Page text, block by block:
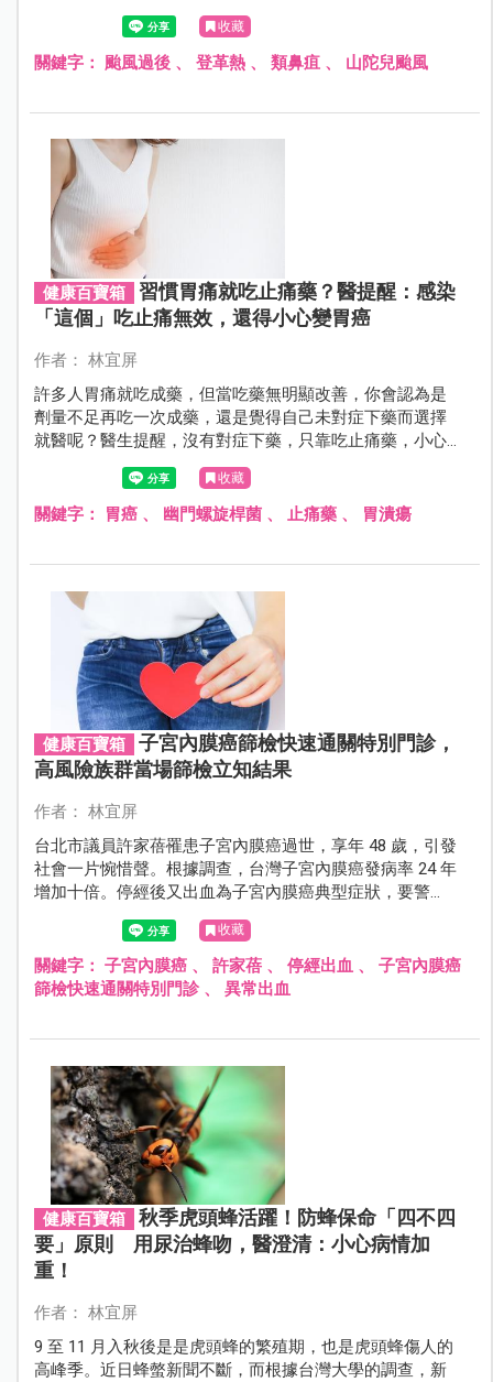
端螺旋體病、類鼻疽及破傷風等感染。並且要嚴加注意登
革熱的傳染。
收藏
關鍵字： 颱風過後、 登革熱、 類鼻疽、 山陀兒颱風
健康百寶箱
習慣胃痛就吃止痛藥？醫提醒：感染
「這個」吃止痛無效，還得小心變胃癌
作者： 林宜屏
許多人胃痛就吃成藥，但當吃藥無明顯改善，你會認為是
劑量不足再吃一次成藥，還是覺得自己未對症下藥而選擇
就醫呢？醫生提醒，沒有對症下藥，只靠吃止痛藥，小心
演變成胃癌！
收藏
關鍵字： 胃癌、 幽門螺旋桿菌、 止痛藥、 胃潰瘍
健康百寶箱
子宮內膜癌篩檢快速通關特別門診，
高風險族群當場篩檢立知結果
作者： 林宜屏
台北市議員許家蓓罹患子宮內膜癌過世，享年 48 歲，引發
社會一片惋惜聲。根據調查，台灣子宮內膜癌發病率 24 年
增加十倍。停經後又出血為子宮內膜癌典型症狀，要警
覺！醫院特別開設「子宮內膜癌篩檢快速通關特別門
診」，高風險族群當場篩檢立知結果！
收藏
關鍵字： 子宮內膜癌、 許家蓓、 停經出血、 子宮內膜癌
篩檢快速通關特別門診、 異常出血
健康百寶箱
秋季虎頭蜂活躍！防蜂保命「四不四
要」原則 用尿治蜂吻，醫澄清：小心病情加
重！
作者： 林宜屏
9 至 11 月入秋後是是虎頭蜂的繁殖期，也是虎頭蜂傷人的
高峰季。近日蜂螫新聞不斷，而根據台灣大學的調查，新